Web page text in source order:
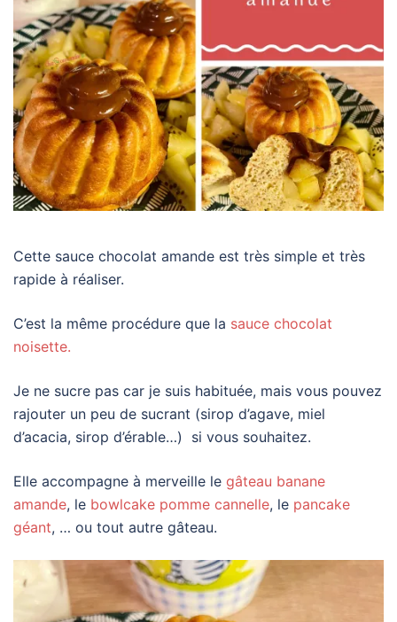
Cette sauce chocolat amande est très simple et très
rapide à réaliser.
C’est la même procédure que la sauce chocolat
noisette.
Je ne sucre pas car je suis habituée, mais vous pouvez
rajouter un peu de sucrant (sirop d’agave, miel
d’acacia, sirop d’érable…) si vous souhaitez.
Elle accompagne à merveille le gâteau banane
amande, le bowlcake pomme cannelle, le pancake
géant, … ou tout autre gâteau.